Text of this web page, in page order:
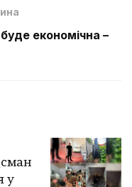
економічна –
у